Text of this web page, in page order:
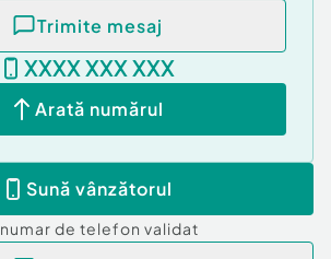
Trimite mesaj
XXXX XXX XXX
Arată numărul
Sună vânzătorul
numar de telefon validat